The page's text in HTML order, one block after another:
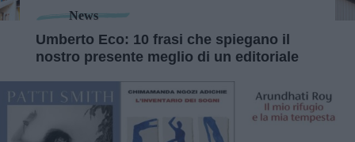
News
Umberto Eco: 10 frasi che spiegano il
nostro presente meglio di un editoriale